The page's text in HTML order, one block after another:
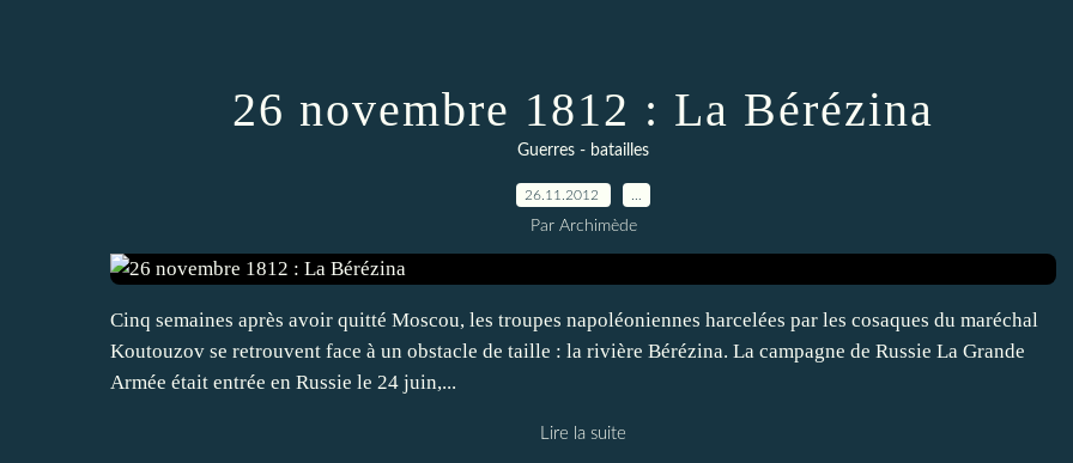
26 novembre 1812 : La Bérézina
Guerres - batailles
26.11.2012
Par Archimède
Cinq semaines après avoir quitté Moscou, les troupes napoléoniennes harcelées par les cosaques du maréchal
Koutouzov se retrouvent face à un obstacle de taille : la rivière Bérézina. La campagne de Russie La Grande
Armée était entrée en Russie le 24 juin,...
Lire la suite